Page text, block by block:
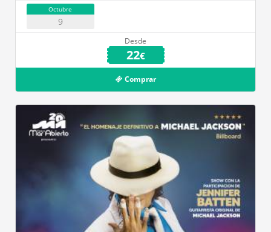
Octubre
9
Desde
22€
Comprar